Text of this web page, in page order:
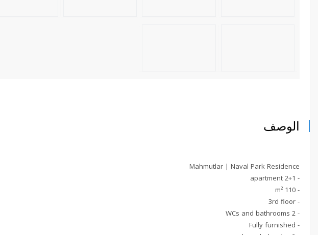
الوصف
Mahmutlar | Naval Park Residence
- 2+1 apartment
- 110 m²
- 3rd floor
- 2 WCs and bathrooms
- Fully furnished